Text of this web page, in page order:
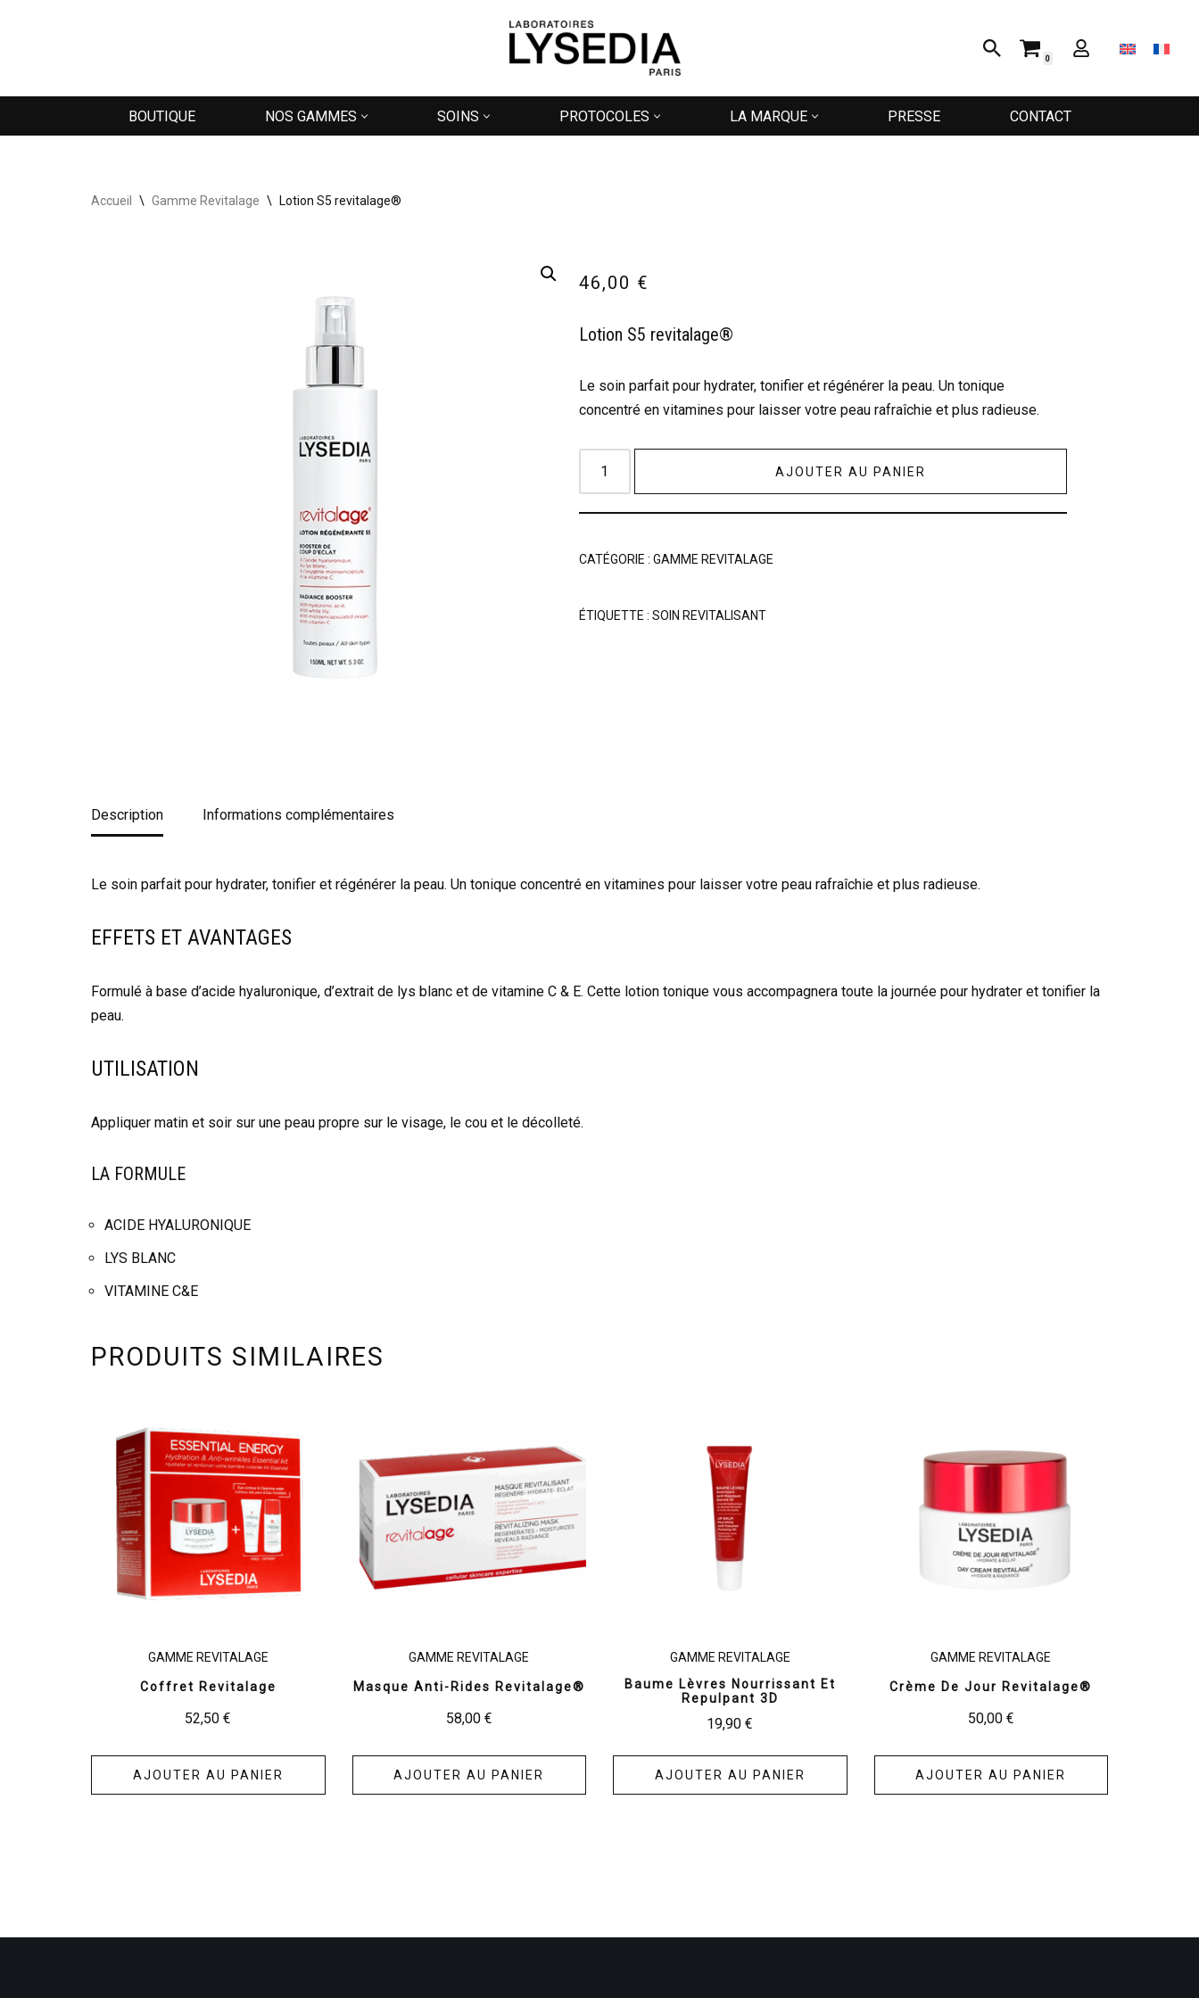
contenu
0
BOUTIQUE NOS GAMMES SOINS PROTOCOLES LA MARQUE PRESSE CONTACT
Accueil \ Gamme Revitalage \ Lotion S5 revitalage®
46,00 €
Lotion S5 revitalage®
Le soin parfait pour hydrater, tonifier et régénérer la peau. Un tonique
concentré en vitamines pour laisser votre peau rafraîchie et plus radieuse.
AJOUTER AU PANIER
CATÉGORIE :GAMME REVITALAGE
ÉTIQUETTE :SOIN REVITALISANT
Description Informations complémentaires
Le soin parfait pour hydrater, tonifier et régénérer la peau. Un tonique concentré en vitamines pour laisser votre peau rafraîchie et plus radieuse.
EFFETS ET AVANTAGES
Formulé à base d’acide hyaluronique, d’extrait de lys blanc et de vitamine C & E. Cette lotion tonique vous accompagnera toute la journée pour hydrater et tonifier la
peau.
UTILISATION
Appliquer matin et soir sur une peau propre sur le visage, le cou et le décolleté.
LA FORMULE
ACIDE HYALURONIQUE
LYS BLANC
VITAMINE C&E
PRODUITS SIMILAIRES
GAMME REVITALAGE
Coffret Revitalage
52,50€
AJOUTER AU PANIER
GAMME REVITALAGE
Masque Anti-Rides Revitalage®
58,00 €
AJOUTER AU PANIER
GAMME REVITALAGE
Baume Lèvres Nourrissant Et
Repulpant 3D
19,90€
AJOUTER AU PANIER
GAMME REVITALAGE
Crème De Jour Revitalage®
50,00 €
AJOUTER AU PANIER